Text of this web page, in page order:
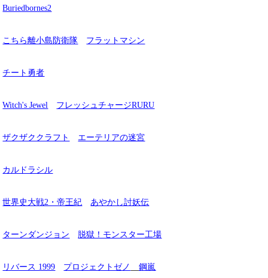
Buriedbornes2
こちら離小島防衛隊 フラットマシン
チート勇者
Witch's Jewel フレッシュチャージRURU
ザクザククラフト エーテリアの迷宮
カルドラシル
世界史大戦2・帝王紀 あやかし討妖伝
ターンダンジョン 脱獄！モンスター工場
リバース 1999 プロジェクトゼノ 鋼嵐